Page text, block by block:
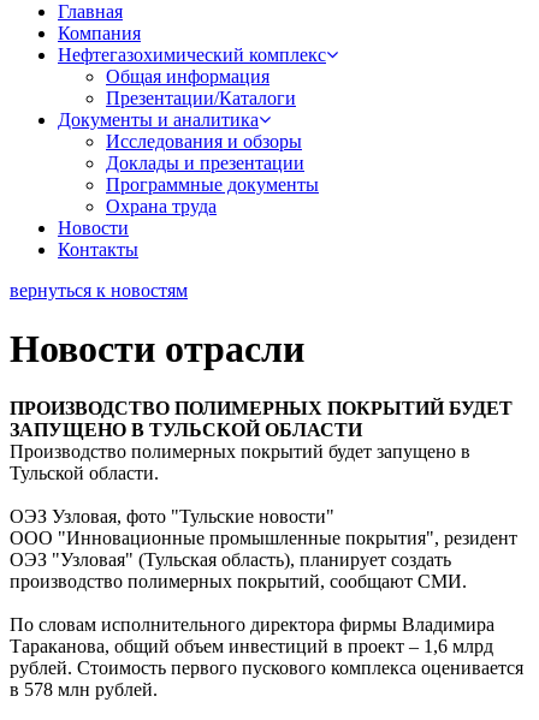
Главная
Компания
Нефтегазохимический комплекс
Общая информация
Презентации/Каталоги
Документы и аналитика
Исследования и обзоры
Доклады и презентации
Программные документы
Охрана труда
Новости
Контакты
вернуться к новостям
Новости отрасли
ПРОИЗВОДСТВО ПОЛИМЕРНЫХ ПОКРЫТИЙ БУДЕТ
ЗАПУЩЕНО В ТУЛЬСКОЙ ОБЛАСТИ
Производство полимерных покрытий будет запущено в
Тульской области.
ОЭЗ Узловая, фото "Тульские новости"
ООО "Инновационные промышленные покрытия", резидент
ОЭЗ "Узловая" (Тульская область), планирует создать
производство полимерных покрытий, сообщают СМИ.
По словам исполнительного директора фирмы Владимира
Тараканова, общий объем инвестиций в проект – 1,6 млрд
рублей. Стоимость первого пускового комплекса оценивается
в 578 млн рублей.